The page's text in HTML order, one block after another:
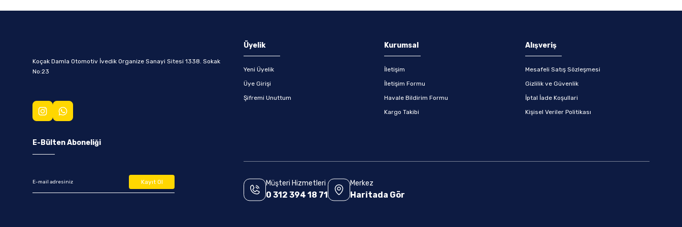
Koçak Damla Otomotiv İvedik Organize Sanayi Sitesi 1338. Sokak
No:23
Üyelik
Yeni Üyelik
Üye Girişi
Şifremi Unuttum
Kurumsal
İletişim
İletişim Formu
Havale Bildirim Formu
Kargo Takibi
Alışveriş
Mesafeli Satış Sözleşmesi
Gizlilik ve Güvenlik
İptal İade Koşullari
Kişisel Veriler Politikası
E-Bülten Aboneliği
Kayıt Ol Müşteri Hizmetleri
0 312 394 18 71
Merkez
Haritada Gör